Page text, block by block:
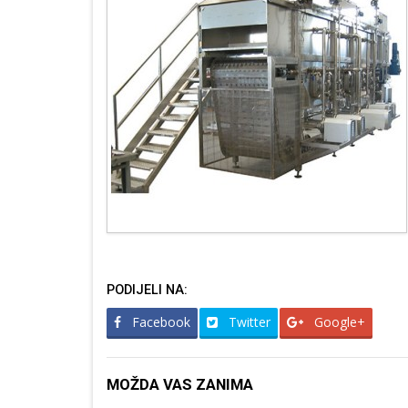
PODIJELI NA:
Facebook Twitter Google+
MOŽDA VAS ZANIMA